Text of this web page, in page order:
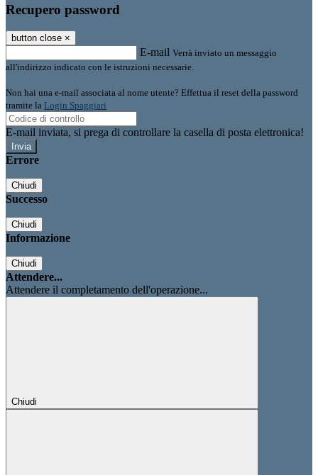
Recupero password
button close ×
E-mail Verrà inviato un messaggio
all'indirizzo indicato con le istruzioni necessarie.
Non hai una e-mail associata al nome utente? Effettua il reset della password
tramite la Login Spaggiari
E-mail inviata, si prega di controllare la casella di posta elettronica!
Errore
Chiudi
Successo
Chiudi
Informazione
Chiudi
Attendere...
Attendere il completamento dell'operazione...
Chiudi